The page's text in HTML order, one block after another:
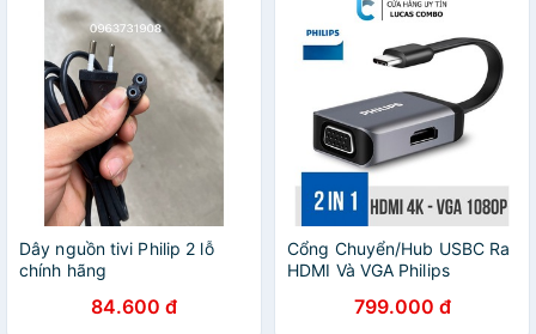
Dây nguồn tivi Philip 2 lỗ
chính hãng
84.600 đ
Cổng Chuyển/Hub USBC Ra
HDMI Và VGA Philips
799.000 đ